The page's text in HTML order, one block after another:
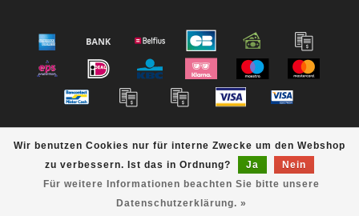
Wir benutzen Cookies nur für interne Zwecke um den Webshop
zu verbessern. Ist das in Ordnung?
Ja
Nein
Für weitere Informationen beachten Sie bitte unsere
Datenschutzerklärung. »
© Copyright 2026 bestbike RADSPORT Andreas Kommer -
Powered byLightspeed- Theme byDyvelopment
bestbike scores a /10 out of klantbeoordelingen at